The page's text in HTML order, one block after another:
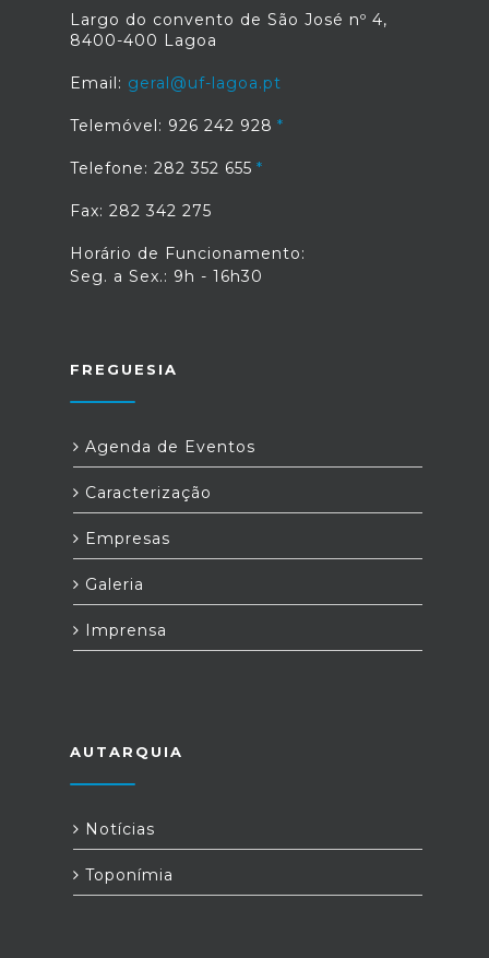
Largo do convento de São José nº 4,
8400-400 Lagoa
Email: geral@uf-lagoa.pt
Telemóvel: 926 242 928
Telefone: 282 352 655
Fax: 282 342 275
Horário de Funcionamento:
Seg. a Sex.: 9h - 16h30
FREGUESIA
Agenda de Eventos
Caracterização
Empresas
Galeria
Imprensa
AUTARQUIA
Notícias
Toponímia